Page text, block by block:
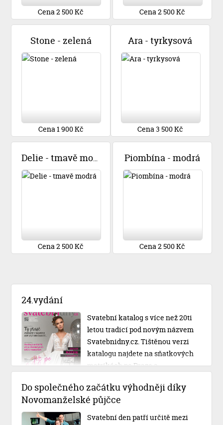
Cena 2 500 Kč Cena 2 500 Kč
Stone - zelená
Cena 1 900 Kč
Ara - tyrkysová
Cena 3 500 Kč
Delie - tmavě modrá
Cena 2 500 Kč
Piombína - modrá
Cena 2 500 Kč
24.vydání
Svatební katalog s více než 20ti
letou tradicí pod novým názvem
Svatebnidny.cz. Tištěnou verzi
katalogu najdete na sňatkových
matrikách po Praze a
Do společného začátku výhodněji díky
Novomanželské půjčce
Svatební den patří určitě mezi